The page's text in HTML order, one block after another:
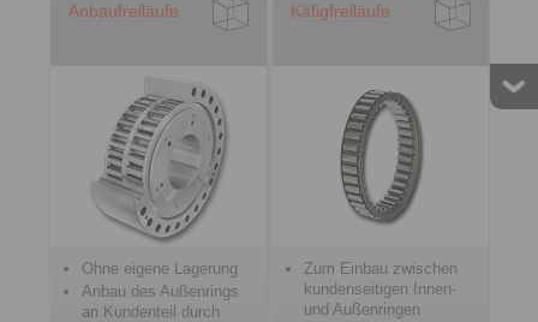
Anbaufreiläufe
Ohne eigene Lagerung
Anbau des Außenrings
an Kundenteil durch
Käfigfreiläufe
Zum Einbau zwischen
kundenseitigen Innen-
und Außenringen